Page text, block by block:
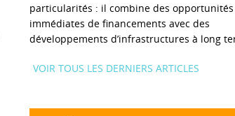
particularités : il combine des opportunités
immédiates de financements avec des
développements d’infrastructures à long
VOIR TOUS LES DERNIERS ARTICLES